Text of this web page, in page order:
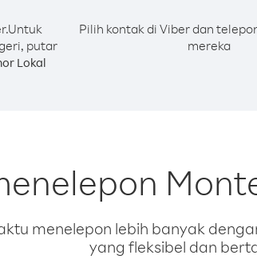
Untuk
putar
Lokal
Pilih kontak di Viber dan
mereka
menelepon lebih banyak
yang fleksibel dan